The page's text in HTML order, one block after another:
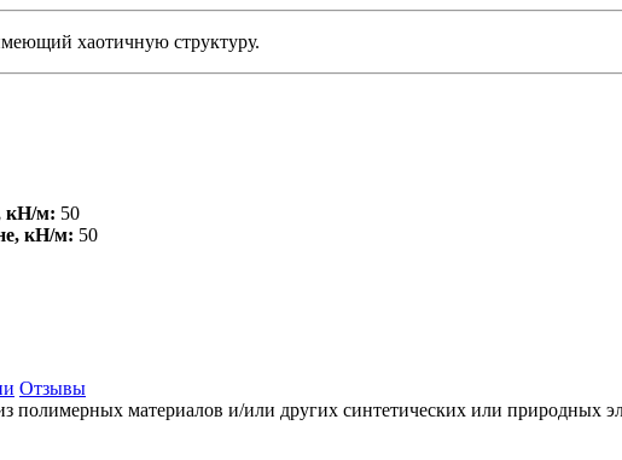
хаотичную структуру.
кН/м: 50
кН/м: 50
Отзывы
полимерных материалов и/или других синтетических или природных